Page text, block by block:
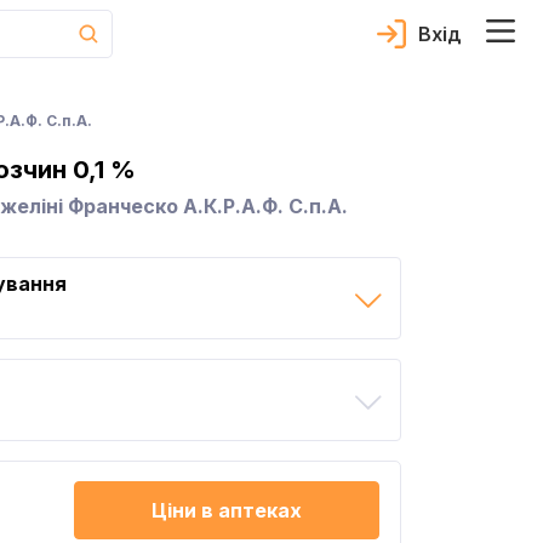
Вхід
С.п.А.
0,1 %
Франческо А.К.Р.А.Ф. С.п.А.
Ціни в аптеках